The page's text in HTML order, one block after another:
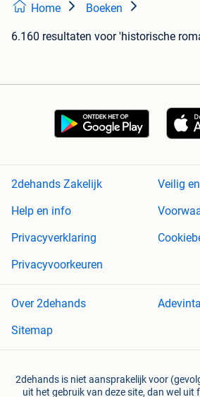
Home Boeken
6.160 resultaten voor 'historische
2dehands Zakelijk
Veilig
Help en info
Privacyverklaring
Privacyvoorkeuren
Over 2dehands
Adevinta
Sitemap
2dehands is niet aansprakelijk voor
uit het gebruik van deze site, dan wel